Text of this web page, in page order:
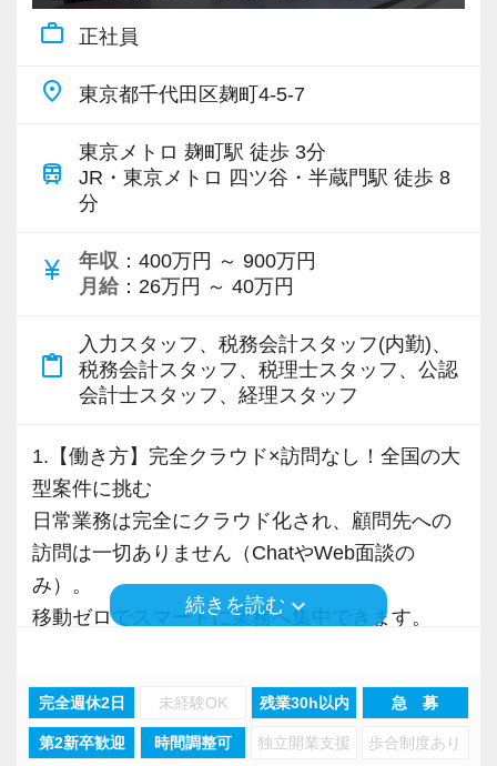
援！最大6日間の試験休暇制度
「働きながら税理士を目指したい」という方を
全力でサポートするため、試験休暇制度を設け
ています。
税理士試験当日と試験前3日間は、有給休暇とは
別枠の休暇を付与いたします。
さらに、一定条件を満たした方には追加で2日間
きます。
社内には税理士試験に挑戦している職員が多数
在籍しており、仕事と勉強を両立しながら安心
して資格取得を目指せる環境づくりに力を入れ
ています。
【採用担当者からのメッセージ】
当事務所は最新システムを導入していますが、
一番大切にしているのは「働くメンバーの居心
地の良さ」です。
アナログな作業に追われない分、仲間をサポー
トする時間を全員が大切にしています。
いメンバーがあなたを温かく迎えます。
少しでも気になった方は、ぜひお気軽にご応募
ください！
work_outline 正社員
place 東京都千代田区麹町4-5-7
train
東京メトロ 麹町駅 徒歩 3分
JR・東京メトロ 四ツ谷・半蔵門駅 徒歩 8
分
currency_yen 年収 ：400万円 ～ 900万円
月給 ：26万円 ～ 40万円
content_paste
入力スタッフ、税務会計スタッフ(内勤)、
税務会計スタッフ、税理士スタッフ、公認
会計士スタッフ、経理スタッフ
1.【働き方】完全クラウド×訪問なし！全国の大
型案件に挑む
日常業務は完全にクラウド化され、顧問先への
訪問は一切ありません（ChatやWeb面談の
み）。
移動ゼロでスマートに業務へ集中できます。
です。
続きを読む keyboard_arrow_down
完全週休2日 未経験OK 残業30h以内 急 募
第2新卒歓迎 時間調整可 独立開業支援 歩合制度あり